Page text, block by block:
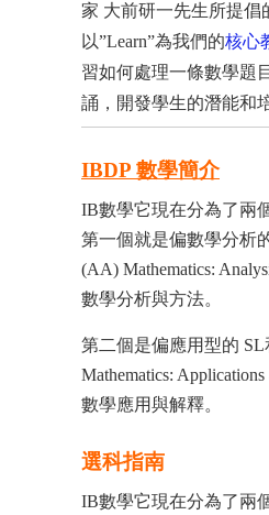
家 大前研一先生所提倡
以”Learn”為我們的核心
習如何處理一條數學題
誦，開發學生的潛能和
IBDP 數學簡介
IB數學它現在分為了兩
第一個就是偏數學分析
(AA) Mathematics:
數學分析與方法。
第二個是偏應用型的
Mathematics:
數學應用與解釋。
選科指南
IB數學它現在分為了兩